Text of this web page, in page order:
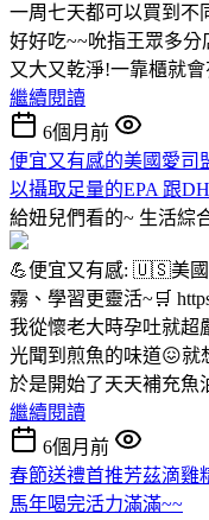
一周七天都可以買到不
好好吃~~吮指王眾多
又大又乾淨!一靠櫃就
繼續閱讀
6個月前
便宜又有感的美國愛司
以攝取足量的EPA 跟
給妞兒們看的~ 生活綜
💪便宜又有感: 🇺🇸美國
霧、學習更靈活~🛒
我從懷老大時孕吐就超
光聞到煎魚的味道😖就
於是開始了天天補充魚
繼續閱讀
6個月前
春節送禮首推芳茲滴雞
馬年喝完活力滿滿~~